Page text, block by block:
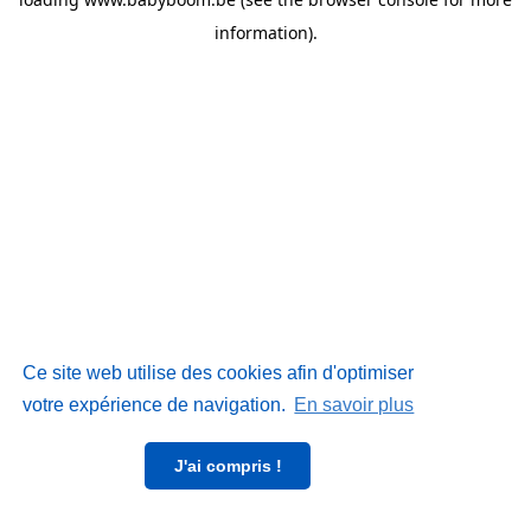
Ce site web utilise des cookies afin d'optimiser
votre expérience de navigation. En savoir plus
J'ai compris !
information).